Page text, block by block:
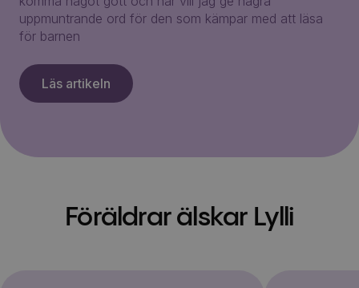
uppmuntrande ord för den som kämpar med att läsa
för barnen
Läs artikeln
Föräldrar älskar Lylli